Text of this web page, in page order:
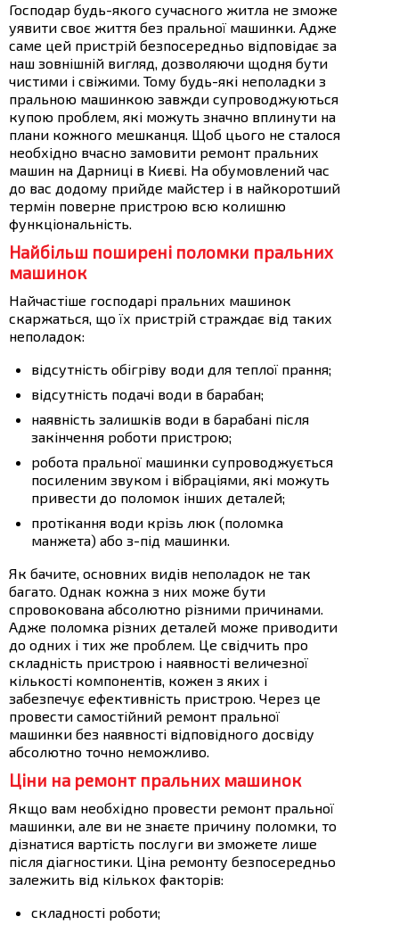
Господар будь-якого сучасного житла не зможе
уявити своє життя без пральної машинки. Адже
саме цей пристрій безпосередньо відповідає за
наш зовнішній вигляд, дозволяючи щодня бути
чистими і свіжими. Тому будь-які неполадки з
пральною машинкою завжди супроводжуються
купою проблем, які можуть значно вплинути на
плани кожного мешканця. Щоб цього не сталося
необхідно вчасно замовити ремонт пральних
машин на Дарниці в Києві. На обумовлений час
до вас додому прийде майстер і в найкоротший
термін поверне пристрою всю колишню
функціональність.
Найбільш поширені поломки пральних
машинок
Найчастіше господарі пральних машинок
скаржаться, що їх пристрій страждає від таких
неполадок:
відсутність обігріву води для теплої прання;
відсутність подачі води в барабан;
наявність залишків води в барабані після
закінчення роботи пристрою;
робота пральної машинки супроводжується
посиленим звуком і вібраціями, які можуть
привести до поломок інших деталей;
протікання води крізь люк (поломка
манжета) або з-під машинки.
Як бачите, основних видів неполадок не так
багато. Однак кожна з них може бути
спровокована абсолютно різними причинами.
Адже поломка різних деталей може приводити
до одних і тих же проблем. Це свідчить про
складність пристрою і наявності величезної
кількості компонентів, кожен з яких і
забезпечує ефективність пристрою. Через це
провести самостійний ремонт пральної
машинки без наявності відповідного досвіду
абсолютно точно неможливо.
Ціни на ремонт пральних машинок
Якщо вам необхідно провести ремонт пральної
машинки, але ви не знаєте причину поломки, то
дізнатися вартість послуги ви зможете лише
після діагностики. Ціна ремонту безпосередньо
залежить від кількох факторів:
складності роботи;